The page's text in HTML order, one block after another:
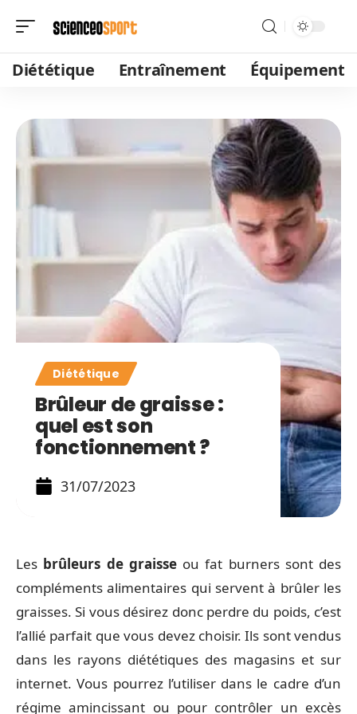
Diététique Entraînement Équipement
Diététique
Brûleur de graisse :
quel est son
fonctionnement ?
31/07/2023
Les brûleurs de graisseou fat burners sont des
compléments alimentaires qui servent à brûler les
graisses. Si vous désirez donc perdre du poids, c’est
l’allié parfait que vous devez choisir. Ils sont vendus
dans les rayons diététiques des magasins et sur
internet. Vous pourrez l’utiliser dans le cadre d’un
régime amincissant ou pour contrôler un excès